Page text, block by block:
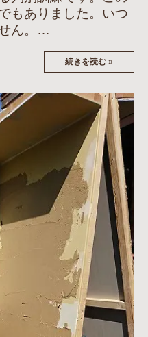
もありました。いつ
ん。…
続きを読む »